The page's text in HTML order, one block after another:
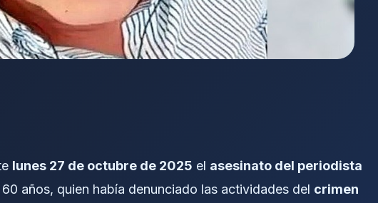
lunes 27 de octubre de 2025 el asesinato del periodista
años, quien había denunciado las actividades del crimen